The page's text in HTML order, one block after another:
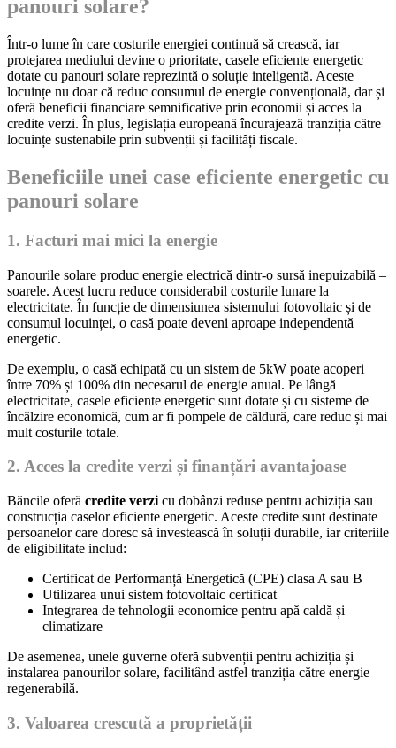
panouri solare?
Într-o lume în care costurile energiei continuă să crească, iar
protejarea mediului devine o prioritate, casele eficiente energetic
dotate cu panouri solare reprezintă o soluție inteligentă. Aceste
locuințe nu doar că reduc consumul de energie convențională, dar și
oferă beneficii financiare semnificative prin economii și acces la
credite verzi. În plus, legislația europeană încurajează tranziția către
locuințe sustenabile prin subvenții și facilități fiscale.
Beneficiile unei case eficiente energetic cu
panouri solare
1. Facturi mai mici la energie
Panourile solare produc energie electrică dintr-o sursă inepuizabilă –
soarele. Acest lucru reduce considerabil costurile lunare la
electricitate. În funcție de dimensiunea sistemului fotovoltaic și de
consumul locuinței, o casă poate deveni aproape independentă
energetic.
De exemplu, o casă echipată cu un sistem de 5kW poate acoperi
între 70% și 100% din necesarul de energie anual. Pe lângă
electricitate, casele eficiente energetic sunt dotate și cu sisteme de
încălzire economică, cum ar fi pompele de căldură, care reduc și mai
mult costurile totale.
2. Acces la credite verzi și finanțări avantajoase
Băncile oferă credite verzi cu dobânzi reduse pentru achiziția sau
construcția caselor eficiente energetic. Aceste credite sunt destinate
persoanelor care doresc să investească în soluții durabile, iar criteriile
de eligibilitate includ:
Certificat de Performanță Energetică (CPE) clasa A sau B
Utilizarea unui sistem fotovoltaic certificat
Integrarea de tehnologii economice pentru apă caldă și
climatizare
De asemenea, unele guverne oferă subvenții pentru achiziția și
instalarea panourilor solare, facilitând astfel tranziția către energie
regenerabilă.
3. Valoarea crescută a proprietății